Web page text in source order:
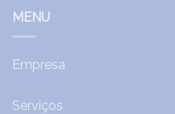
MENU
Empresa
Serviços